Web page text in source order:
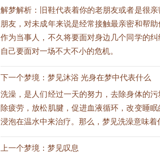
解梦解析：旧鞋代表着你的老朋友或者是很
朋友，对未成年来说是经常接触最亲密和帮
作为当事人，不久将要面对身边几个同学的
自己要面对一场不大不小的危机。
下一个梦境： 梦见沐浴 光身在梦中代表什么
洗澡，是人们经过一天的努力，去除身体的
除疲劳，放松肌腱，促进血液循环，改变睡
浸泡在温水中来治疗。那么，梦见洗澡意味
上一个梦境： 梦见叹息